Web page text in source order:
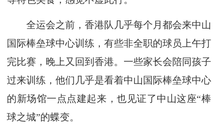
全运会之前，香港队几乎每个月都会来中山
国际棒垒球中心训练，有些非全职的球员上午打
完比赛，晚上又回到香港。一些家长会陪同孩子
过来训练，他们几乎是看着中山国际棒垒球中心
的新场馆一点点建起来，也见证了中山这座“棒
球之城”的蝶变。